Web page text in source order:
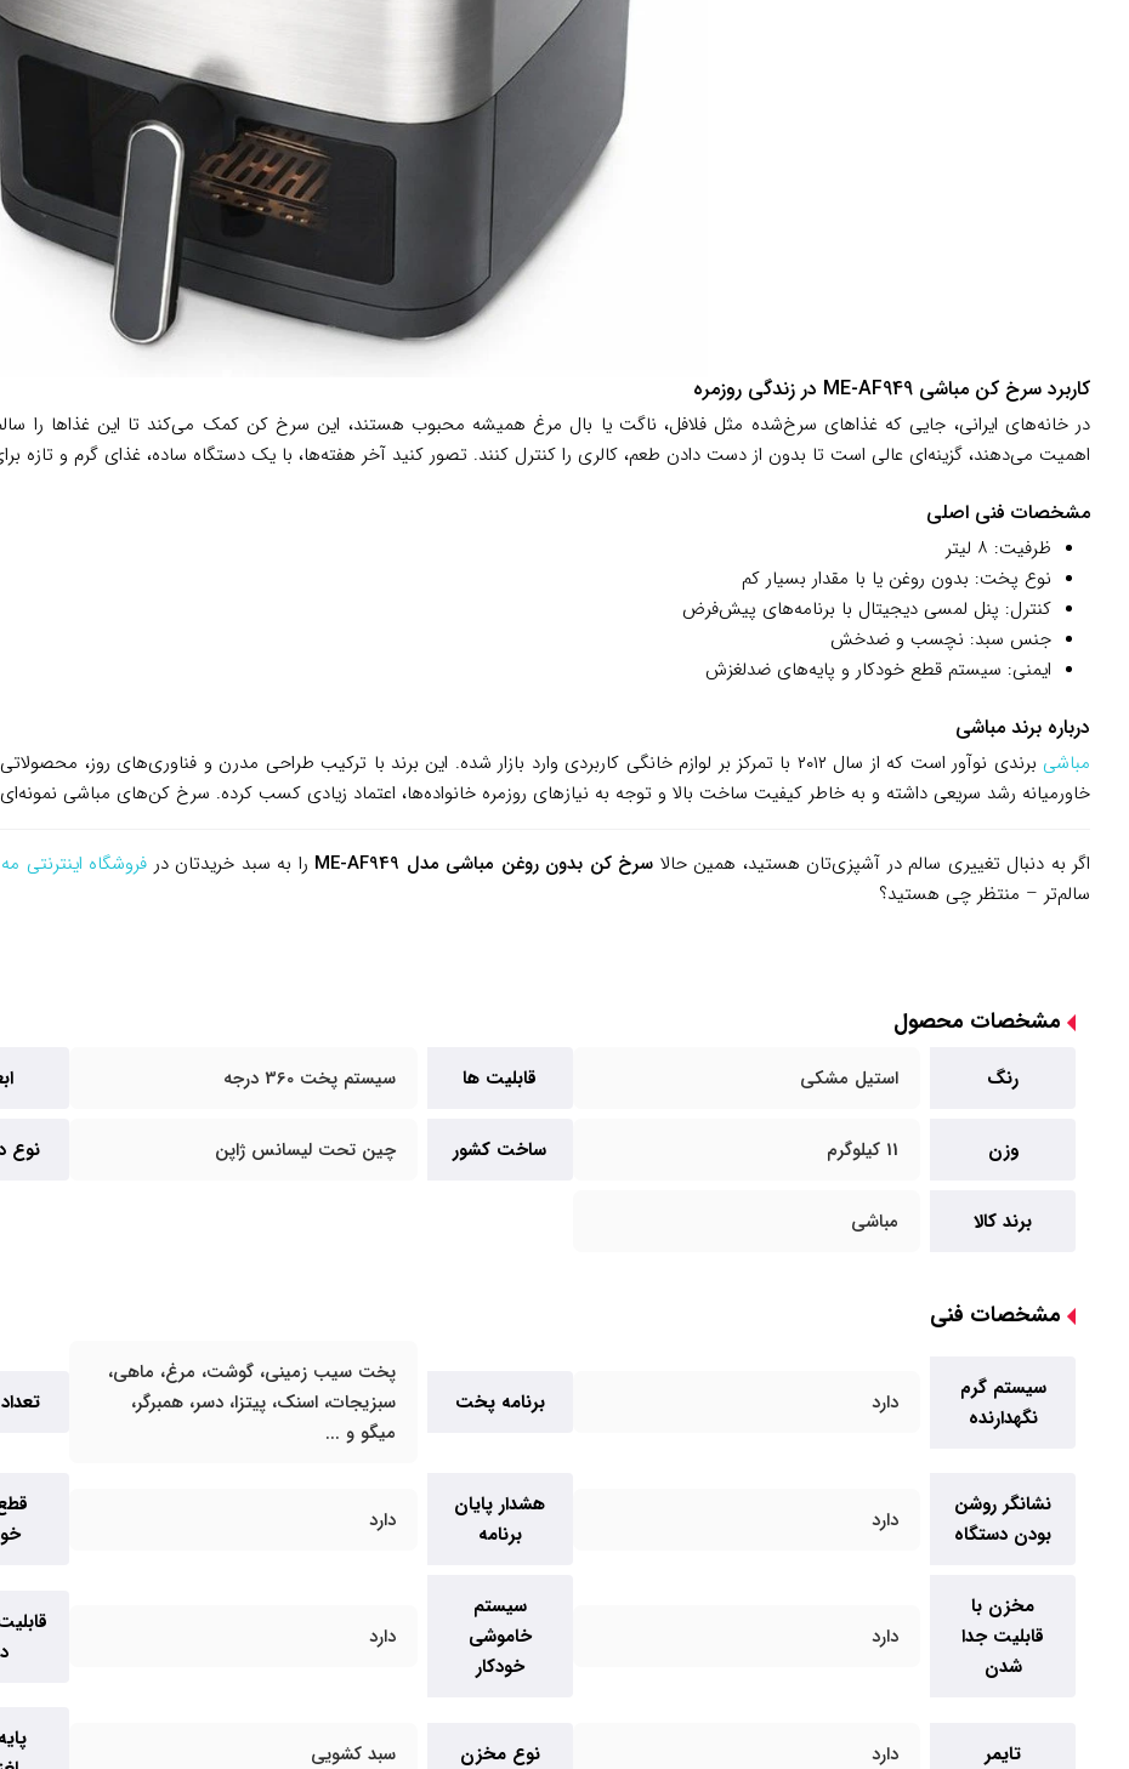
کاربرد سرخ کن مباشی ME-AF949 در زندگی روزمره
در خانه‌های ایرانی، جایی که غذاهای سرخ‌شده مثل فلافل، ناگت یا بال مرغ همیشه محبوب هستند، این سرخ کن کمک می‌کند تا این غذاها را
اهمیت می‌دهند، گزینه‌ای عالی است تا بدون از دست دادن طعم، کالری را کنترل کنند. تصور کنید آخر هفته‌ها، با یک دستگاه ساده، غذای گرم و تازه
مشخصات فنی اصلی
ظرفیت: ۸ لیتر
نوع پخت: بدون روغن یا با مقدار بسیار کم
کنترل: پنل لمسی دیجیتال با برنامه‌های پیش‌فرض
جنس سبد: نچسب و ضدخش
ایمنی: سیستم قطع خودکار و پایه‌های ضدلغزش
درباره برند مباشی
مباشی
برندی نوآور است که از سال ۲۰۱۲ با تمرکز بر لوازم خانگی کاربردی وارد بازار شده. این برند با ترکیب طراحی مدرن و
خاورمیانه رشد سریعی داشته و به خاطر کیفیت ساخت بالا و توجه به نیازهای روزمره خانواده‌ها، اعتماد زیادی کسب کرده. سرخ کن‌های مباشی
اگر به دنبال تغییری سالم در آشپزی‌تان هستید، همین حالا سرخ کن بدون روغن مباشی مدل ME-AF949 را به سبد خریدتان در فروشگاه اینترنتی
سالم‌تر – منتظر چی هستید؟
مشخصات محصول
رنگ استیل مشکی قابلیت ها سیستم پخت 360 درجه
وزن 11 کیلوگرم ساخت کشور چین تحت لیسانس ژاپن نوع
برند کالا مباشی
مشخصات فنی
سیستم گرم
نگهدارنده
دارد برنامه پخت
پخت سیب زمینی، گوشت، مرغ، ماهی،
سبزیجات، اسنک، پیتزا، دسر، همبرگر،
میگو و ...
نشانگر روشن
بودن دستگاه
دارد
هشدار پایان
برنامه
دارد
مخزن با
قابلیت جدا
شدن
دارد
سیستم
خاموشی
خودکار
دارد
تایمر دارد نوع مخزن سبد کشویی